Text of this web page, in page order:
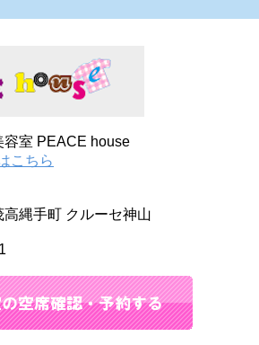
室 PEACE house
こちら
縄手町 クルーセ神山